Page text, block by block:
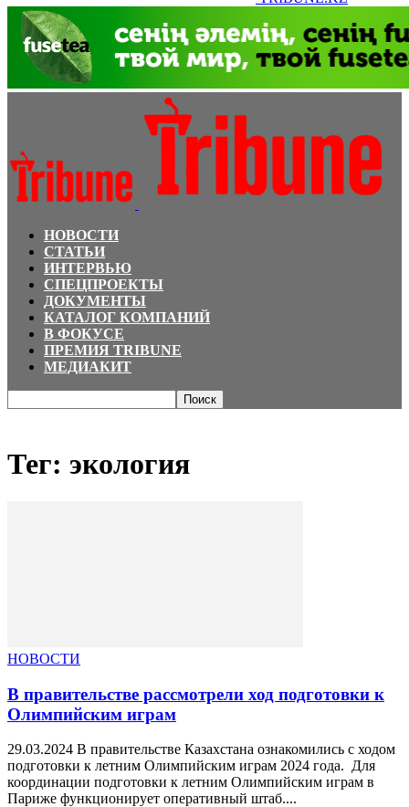
НОВОСТИ
СТАТЬИ
ИНТЕРВЬЮ
СПЕЦПРОЕКТЫ
ДОКУМЕНТЫ
КАТАЛОГ КОМПАНИЙ
В ФОКУСЕ
ПРЕМИЯ TRIBUNE
МЕДИАКИТ
Тег: экология
НОВОСТИ
В правительстве рассмотрели ход подготовки к
Олимпийским играм
29.03.2024 В правительстве Казахстана ознакомились с ходом
подготовки к летним Олимпийским играм 2024 года. Для
координации подготовки к летним Олимпийским играм в
Париже функционирует оперативный штаб....